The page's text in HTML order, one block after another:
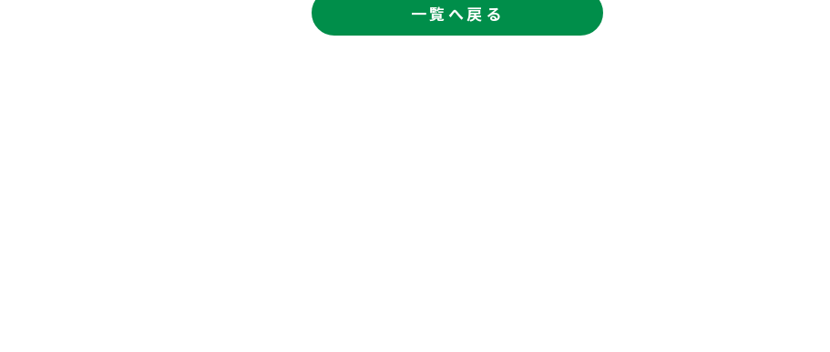
一覧へ戻る